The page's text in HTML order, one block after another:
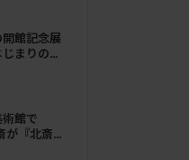
館記念展
じまりの
たどる
館で
が『北斎』
年開催。